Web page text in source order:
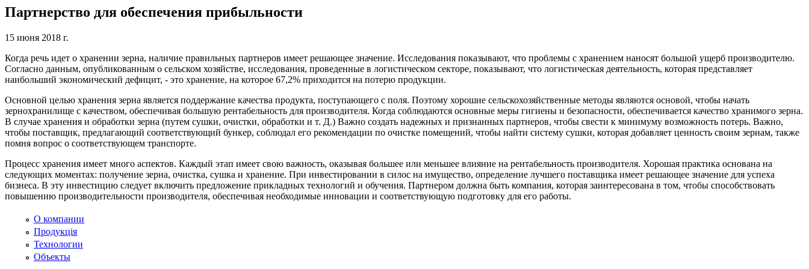
Партнерство для обеспечения прибыльности
15 июня 2018 г.
Когда речь идет о хранении зерна, наличие правильных партнеров имеет решающее значение. Исследования показывают, что проблемы с хранением наносят большой ущерб производителю.
Согласно данным, опубликованным о сельском хозяйстве, исследования, проведенные в логистическом секторе, показывают, что логистическая деятельность, которая представляет
наибольший экономический дефицит, - это хранение, на которое 67,2% приходится на потерю продукции.
Основной целью хранения зерна является поддержание качества продукта, поступающего с поля. Поэтому хорошие сельскохозяйственные методы являются основой, чтобы начать
зернохранилище с качеством, обеспечивая большую рентабельность для производителя. Когда соблюдаются основные меры гигиены и безопасности, обеспечивается качество хранимого зерна.
В случае хранения и обработки зерна (путем сушки, очистки, обработки и т. Д.) Важно создать надежных и признанных партнеров, чтобы свести к минимуму возможность потерь. Важно,
чтобы поставщик, предлагающий соответствующий бункер, соблюдал его рекомендации по очистке помещений, чтобы найти систему сушки, которая добавляет ценность своим зернам, также
помня вопрос о соответствующем транспорте.
Процесс хранения имеет много аспектов. Каждый этап имеет свою важность, оказывая большее или меньшее влияние на рентабельность производителя. Хорошая практика основана на
следующих моментах: получение зерна, очистка, сушка и хранение. При инвестировании в силос на имущество, определение лучшего поставщика имеет решающее значение для успеха
бизнеса. В эту инвестицию следует включить предложение прикладных технологий и обучения. Партнером должна быть компания, которая заинтересована в том, чтобы способствовать
повышению производительности производителя, обеспечивая необходимые инновации и соответствующую подготовку для его работы.
О компании
Продукція
Технологии
Объекты